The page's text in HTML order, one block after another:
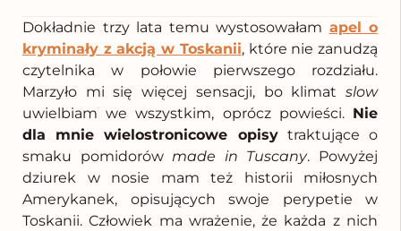
Dokładnie trzy lata temu wystosowałam apel o
kryminały z akcją w Toskanii, które nie zanudzą
czytelnika w połowie pierwszego rozdziału.
Marzyło mi się więcej sensacji, bo klimat slow
uwielbiam we wszystkim, oprócz powieści. Nie
dla mnie wielostronicowe opisytraktujące o
smaku pomidorówmade in Tuscany. Powyżej
dziurek w nosie mam też historii miłosnych
Amerykanek, opisujących swoje perypetie w
Toskanii. Człowiek ma wrażenie, że każda z nich